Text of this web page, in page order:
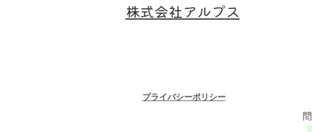
株式会社アルプス
​プライバシーポリシー